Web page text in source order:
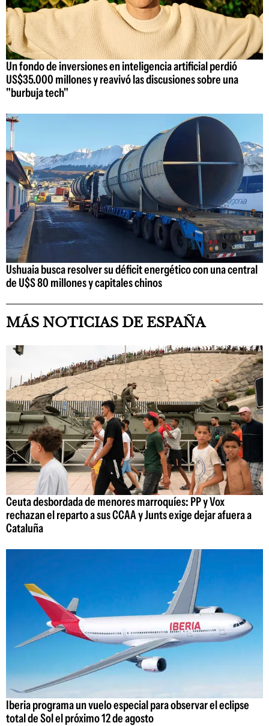
Un fondo de inversiones en inteligencia artificial perdió
US$35.000 millones y reavivó las discusiones sobre una
"burbuja tech"
Ushuaia busca resolver su déficit energético con una central
de U$S 80 millones y capitales chinos
MÁS NOTICIAS DE ESPAÑA
Ceuta desbordada de menores marroquíes: PP y Vox
rechazan el reparto a sus CCAA y Junts exige dejar afuera a
Cataluña
Iberia programa un vuelo especial para observar el eclipse
total de Sol el próximo 12 de agosto